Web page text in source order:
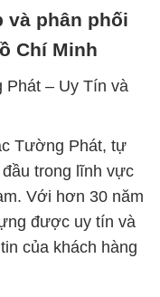
và phân phối
Chí Minh
Phát – Uy Tín và
Tường Phát, tự
trong lĩnh vực
Với hơn 30 năm
được uy tín và
của khách hàng